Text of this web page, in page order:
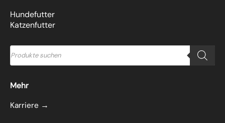
Hundefutter
Katzenfutter
Products
search
Mehr
Karriere →